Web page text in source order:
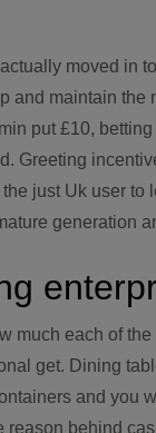
moved in
and maintain the
put £10,
Greeting
just Uk user
generation
much each of
get. Dining
and you
reason behind